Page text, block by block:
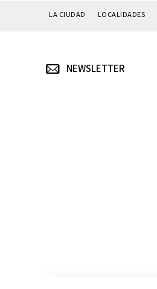
LA CIUDAD LOCALIDADES
NEWSLETTER